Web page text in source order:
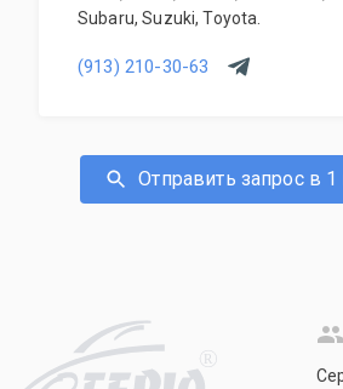
Subaru, Suzuki, Toyota.
(913) 210-30-63
Отправить запрос в
R